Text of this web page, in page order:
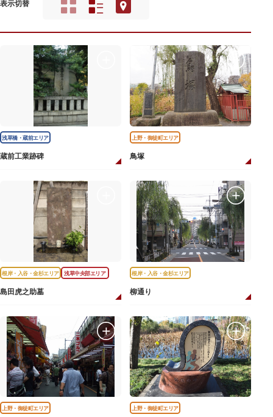
表示切替
浅草橋・蔵前エリア
蔵前工業跡碑
上野・御徒町エリア
鳥塚
根岸・入谷・金杉エリア 浅草中央部エリア
島田虎之助墓
根岸・入谷・金杉エリア
柳通り
上野・御徒町エリア 上野・御徒町エリア